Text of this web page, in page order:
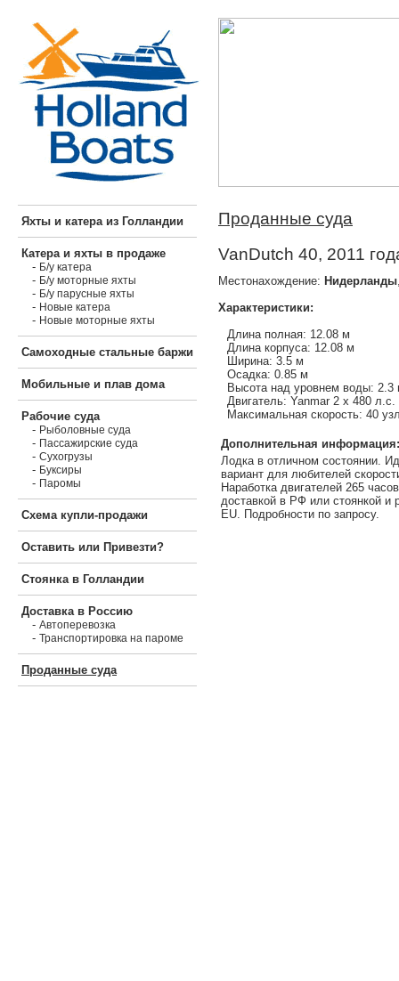
Яхты и катера из Голландии
Катера и яхты в продаже
- Б/у катера
- Б/у моторные яхты
- Б/у парусные яхты
- Новые катера
- Новые моторные яхты
Самоходные стальные баржи
Мобильные и плав дома
Рабочие суда
- Рыболовные суда
- Пассажирские суда
- Сухогрузы
- Буксиры
- Паромы
Схема купли-продажи
Оставить или Привезти?
Стоянка в Голландии
Доставка в Россию
- Автоперевозка
- Транспортировка на пароме
Проданные суда
Проданные суда
VanDutch 40, 2011
Местонахождение: Нидерланды
Характеристики:
Длина полная: 12.08 м
Длина корпуса: 12.08 м
Ширина: 3.5 м
Осадка: 0.85 м
Высота над уровнем воды: 2.3
Двигатель: Yanmar 2 х 480 л.с.
Максимальная скорость: 40
Дополнительная информация:
Лодка в отличном состоянии.
вариант для любителей
Наработка двигателей 265
доставкой в РФ или стоянкой и
EU. Подробности по запросу.